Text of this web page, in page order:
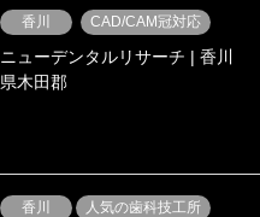
香川 CAD/CAM冠対応
ニューデンタルリサーチ | 香川
県木田郡
香川 人気の歯科技工所